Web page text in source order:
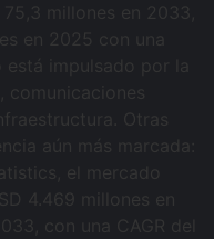
millones en 2033,
en 2025 con una
está impulsado por la
comunicaciones
Otras
aún más marcada:
el mercado
4.469 millones en
con una CAGR del